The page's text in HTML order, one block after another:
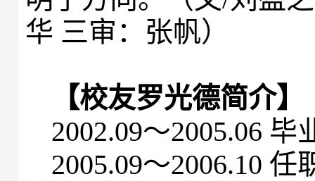
华 三审：张帆）
【校友罗光德简介】
2002.09～2005.06
2005.09～2006.10